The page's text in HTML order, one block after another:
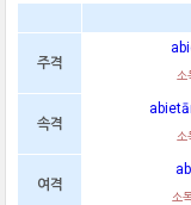
주격
소
속격
소
여격
소